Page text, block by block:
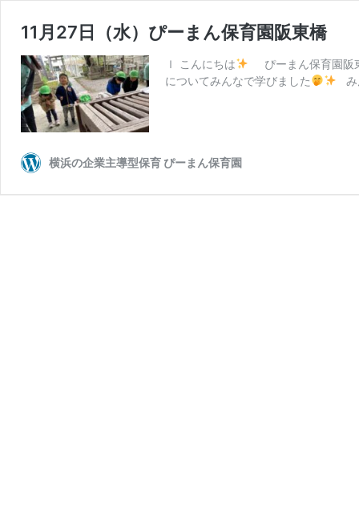
11月27日（水）ぴーまん保育園阪東橋
ｌ こんにちは
ぴーまん保育園阪
についてみんなで学びました
み
横浜の企業主導型保育 ぴーまん保育園